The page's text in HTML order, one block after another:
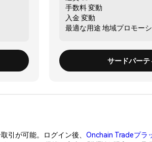
手数料変動
入金 変動
最適な用途 地域プロモー
サードパーテ
引が可能。ログイン後、 Onchain Tradeプラ